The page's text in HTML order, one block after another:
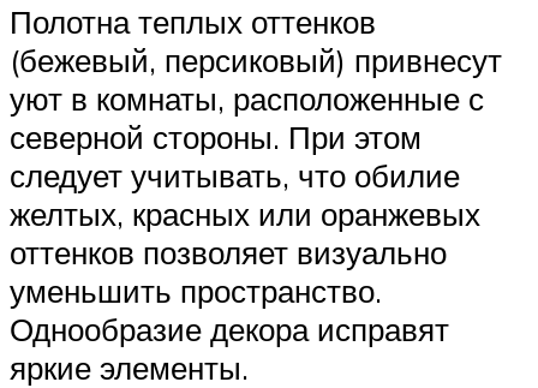
Полотна теплых оттенков
(бежевый, персиковый) привнесут
уют в комнаты, расположенные с
северной стороны. При этом
следует учитывать, что обилие
желтых, красных или оранжевых
оттенков позволяет визуально
уменьшить пространство.
Однообразие декора исправят
яркие элементы.